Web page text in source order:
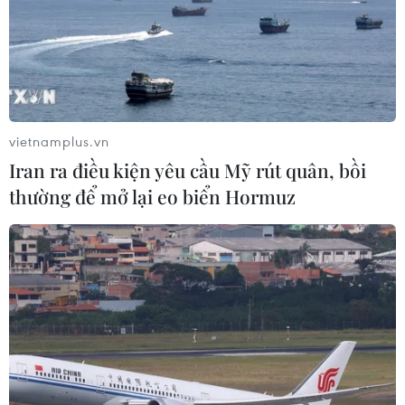
Đông Đắk Lắk
08/08/2026 01:45
Xem thêm
CƠ QUAN CHỦ QUẢN: THÔNG TẤN XÃ VIỆT NAM
Tổng Biên tập: TRẦN TIẾN DUẨN
Phó Tổng Biên tập: NGUYỄN THỊ TÁM, KHÚC THANH
THỦY
Sở hữu trí tuệ
Quy định sử dụng
vietnamplus.vn
Iran ra điều kiện yêu cầu Mỹ rút quân, bồi
thường để mở lại eo biển Hormuz